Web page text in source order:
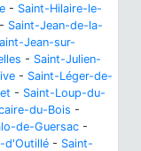
- Saint-Hilaire-le-
- Saint-Jean-de-la-
Jean-sur-
- Saint-Julien-
- Saint-Léger-de-
- Saint-Loup-du-
du-Bois -
de-Guersac -
d'Outillé - Saint-